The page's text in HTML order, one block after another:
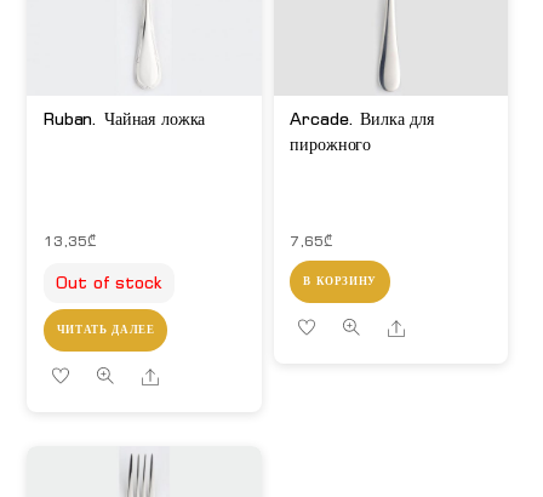
Ruban. Чайная ложка
13,35₾
Out of stock
ЧИТАТЬ ДАЛЕЕ
Share
Arcade. Вилка для
пирожного
7,65₾
В КОРЗИНУ
Share